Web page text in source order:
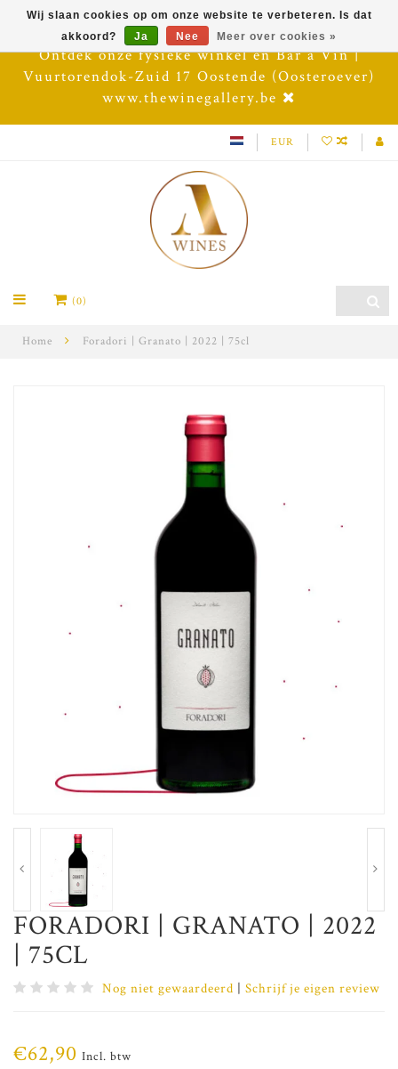
Ontdek onze fysieke winkel en Bar à Vin |
Vuurtorendok-Zuid 17 Oostende (Oosteroever)
www.thewinegallery.be
EUR
(0)
Home Foradori | Granato | 2022 | 75cl
FORADORI | GRANATO | 2022
| 75CL
Nog niet gewaardeerd | Schrijf je eigen review
€62,90 Incl. btw
Wij slaan cookies op om onze website te verbeteren. Is dat
akkoord?
Ja Nee Meer over cookies »